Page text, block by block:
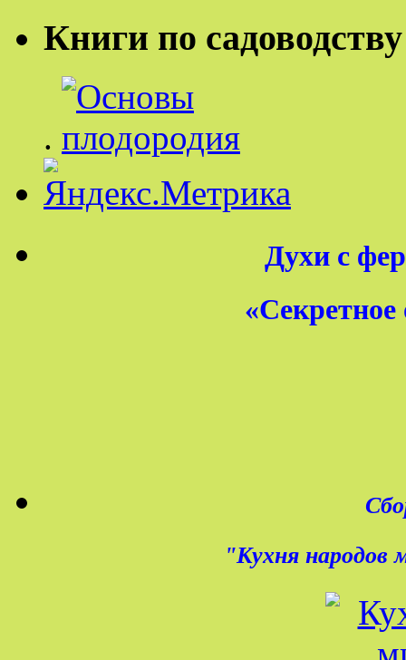
Книги по садоводству
.
Духи с
"Кухня народов